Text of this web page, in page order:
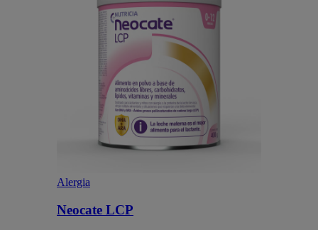
Alergia
Neocate LCP